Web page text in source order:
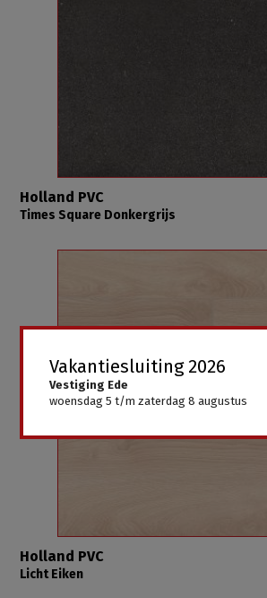
Holland PVC
Times Square Donkergrijs
Holland PVC
Licht Eiken
Vakantiesluiting 2026
Vestiging Ede
woensdag 5 t/m zaterdag 8 augustus